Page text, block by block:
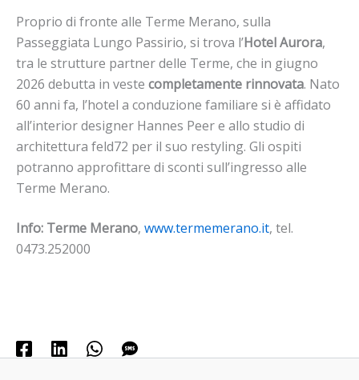
Proprio di fronte alle Terme Merano, sulla
Passeggiata Lungo Passirio, si trova l’Hotel Aurora,
tra le strutture partner delle Terme, che in giugno
2026 debutta in veste completamente rinnovata. Nato
60 anni fa, l’hotel a conduzione familiare si è affidato
all’interior designer Hannes Peer e allo studio di
architettura feld72 per il suo restyling. Gli ospiti
potranno approfittare di sconti sull’ingresso alle
Terme Merano.
Info: Terme Merano, www.termemerano.it, tel.
0473.252000